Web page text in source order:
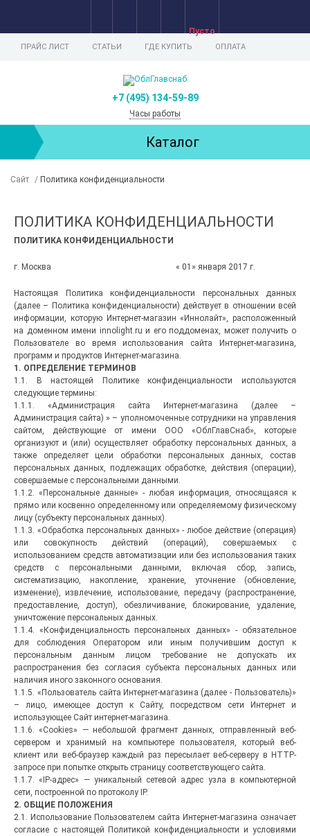
Пусто
ПРАЙС ЛИСТ СТАТЬИ ГДЕ КУПИТЬ ОПЛАТА
+7 (495) 134-59-89
Часы работы
Каталог
Сайт / Политика конфиденциальности
ТАКОЕ KNX
из себя представляет стандарт
В общих чертах. "KNX - это
шина,
для автоматизации...
далее →
ЧТО ТАКИЕ Z-WAVE
Что из себя представляет технология Z-
Wave? Что это за технология? Z-Wave -
это протокол связи,
зарекомендовавший себя как способ...
ПОЛИТИКА КОНФИДЕНЦИАЛЬНОСТИ
ПОЛИТИКА КОНФИДЕНЦИАЛЬНОСТИ
г. Москва « 01» января 2017 г.
Настоящая Политика конфиденциальности персональных данных
(далее – Политика конфиденциальности) действует в отношении всей
информации, которую Интернет-магазин «Иннолайт», расположенный
на доменном имени innolight.ru и его поддоменах, может получить о
Пользователе во время использования сайта Интернет-магазина,
программ и продуктов Интернет-магазина.
1. ОПРЕДЕЛЕНИЕ ТЕРМИНОВ
1.1. В настоящей Политике конфиденциальности используются
следующие термины:
1.1.1. «Администрация сайта Интернет-магазина (далее –
Администрация сайта) » – уполномоченные сотрудники на управления
сайтом, действующие от имени ООО «ОблГлавСнаб», которые
организуют и (или) осуществляет обработку персональных данных, а
также определяет цели обработки персональных данных, состав
персональных данных, подлежащих обработке, действия (операции),
совершаемые с персональными данными.
1.1.2. «Персональные данные» - любая информация, относящаяся к
прямо или косвенно определенному или определяемому физическому
лицу (субъекту персональных данных).
1.1.3. «Обработка персональных данных» - любое действие (операция)
или совокупность действий (операций), совершаемых с
использованием средств автоматизации или без использования таких
средств с персональными данными, включая сбор, запись,
систематизацию, накопление, хранение, уточнение (обновление,
изменение), извлечение, использование, передачу (распространение,
предоставление, доступ), обезличивание, блокирование, удаление,
уничтожение персональных данных.
1.1.4. «Конфиденциальность персональных данных» - обязательное
для соблюдения Оператором или иным получившим доступ к
персональным данным лицом требование не допускать их
распространения без согласия субъекта персональных данных или
наличия иного законного основания.
1.1.5. «Пользователь сайта Интернет-магазина (далее ‑ Пользователь)»
– лицо, имеющее доступ к Сайту, посредством сети Интернет и
использующее Сайт интернет-магазина.
1.1.6. «Cookies» — небольшой фрагмент данных, отправленный веб-
сервером и хранимый на компьютере пользователя, который веб-
клиент или веб-браузер каждый раз пересылает веб-серверу в HTTP-
запросе при попытке открыть страницу соответствующего сайта.
1.1.7. «IP-адрес» — уникальный сетевой адрес узла в компьютерной
сети, построенной по протоколу IP.
2. ОБЩИЕ ПОЛОЖЕНИЯ
2.1. Использование Пользователем сайта Интернет-магазина означает
согласие с настоящей Политикой конфиденциальности и условиями